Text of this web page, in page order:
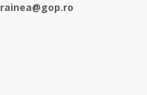
rainea@gop.ro